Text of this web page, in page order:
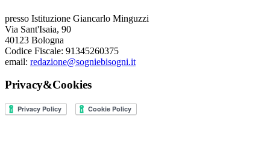
presso Istituzione Giancarlo Minguzzi
Via Sant'Isaia, 90
40123 Bologna
Codice Fiscale: 91345260375
email: redazione@sogniebisogni.it
Privacy&Cookies